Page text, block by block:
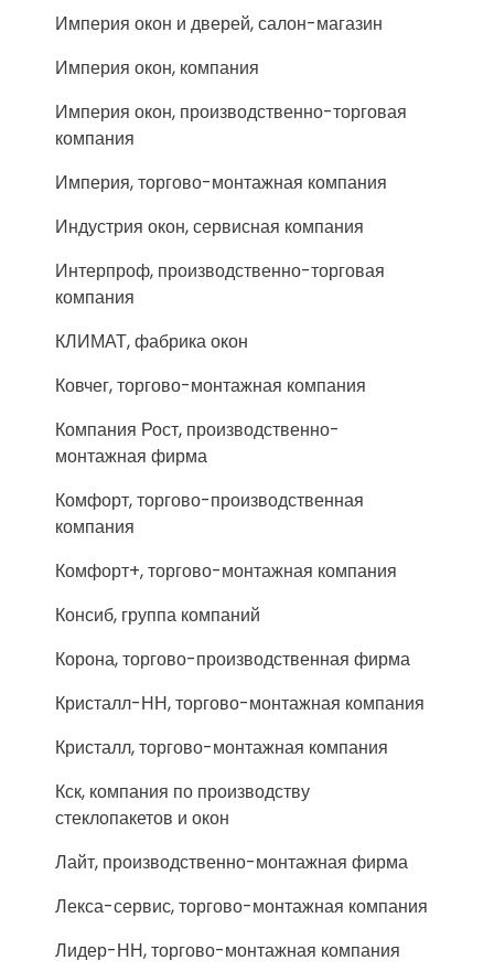
Империя окон и дверей, салон-магазин
Империя окон, компания
Империя окон, производственно-торговая
компания
Империя, торгово-монтажная компания
Индустрия окон, сервисная компания
Интерпроф, производственно-торговая
компания
КЛИМАТ, фабрика окон
Ковчег, торгово-монтажная компания
Компания Рост, производственно-
монтажная фирма
Комфорт, торгово-производственная
компания
Комфорт+, торгово-монтажная компания
Консиб, группа компаний
Корона, торгово-производственная фирма
Кристалл-НН, торгово-монтажная компания
Кристалл, торгово-монтажная компания
Кск, компания по производству
стеклопакетов и окон
Лайт, производственно-монтажная фирма
Лекса-сервис, торгово-монтажная компания
Лидер-НН, торгово-монтажная компания